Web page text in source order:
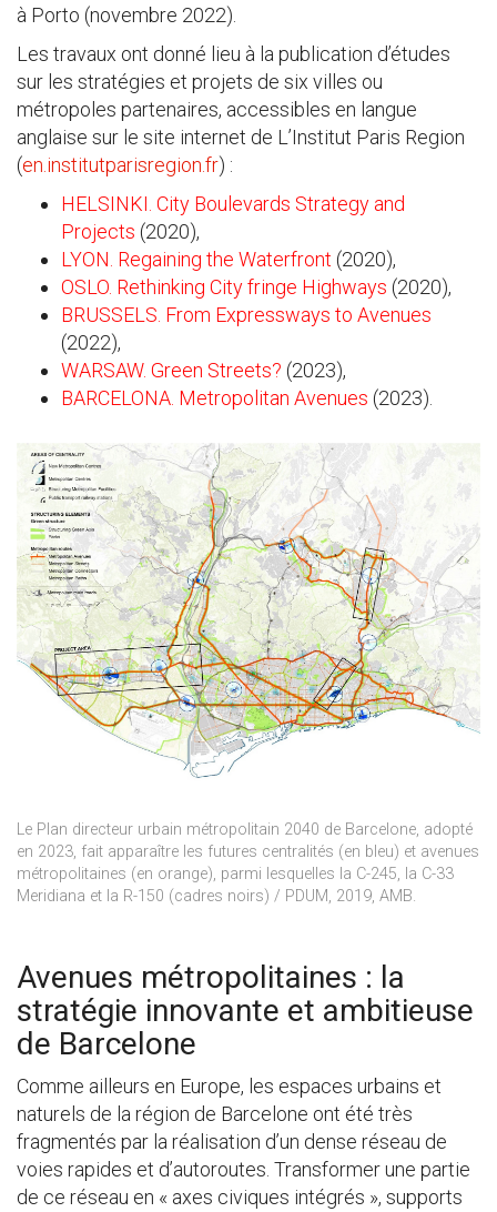
à Porto (novembre 2022).
Les travaux ont donné lieu à la publication d’études
sur les stratégies et projets de six villes ou
métropoles partenaires, accessibles en langue
anglaise sur le site internet de L’Institut Paris Region
(en.institutparisregion.fr) :
HELSINKI. City Boulevards Strategy and
Projects (2020),
LYON. Regaining the Waterfront (2020),
OSLO. Rethinking City fringe Highways (2020),
BRUSSELS. From Expressways to Avenues
(2022),
WARSAW. Green Streets? (2023),
BARCELONA. Metropolitan Avenues (2023).
Le Plan directeur urbain métropolitain 2040 de Barcelone, adopté
en 2023, fait apparaître les futures centralités (en bleu) et avenues
métropolitaines (en orange), parmi lesquelles la C-245, la C-33
Meridiana et la R-150 (cadres noirs) / PDUM, 2019, AMB.
Avenues métropolitaines : la
stratégie innovante et ambitieuse
de Barcelone
Comme ailleurs en Europe, les espaces urbains et
naturels de la région de Barcelone ont été très
fragmentés par la réalisation d’un dense réseau de
voies rapides et d’autoroutes. Transformer une partie
de ce réseau en « axes civiques intégrés », supports